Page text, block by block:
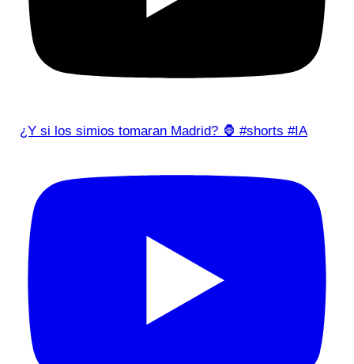
¿Y si los simios tomaran Madrid? 🦍 #shorts #IA